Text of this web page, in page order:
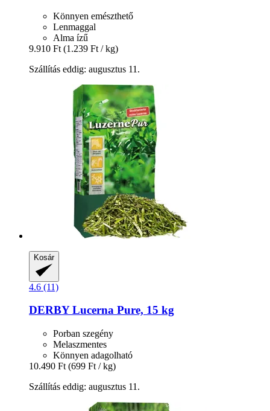
Könnyen emészthető
Lenmaggal
Alma ízű
9.910 Ft (1.239 Ft / kg)
Szállítás eddig: augusztus 11.
Kosár
4.6 (11)
DERBYLucerna Pure, 15 kg
Porban szegény
Melaszmentes
Könnyen adagolható
10.490 Ft (699 Ft / kg)
Szállítás eddig: augusztus 11.